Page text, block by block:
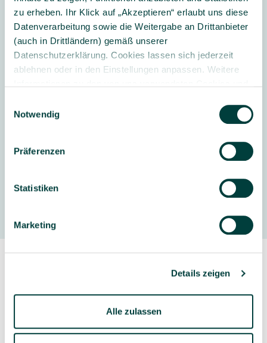
zu erheben. Ihr Klick auf „Akzeptieren“ erlaubt uns diese
Datenverarbeitung sowie die Weitergabe an Drittanbieter
(auch in Drittländern) gemäß unserer
Datenschutzerklärung. Cookies lassen sich jederzeit
ablehnen oder in den Einstellungen anpassen. Weitere
schutz­erklärung
Notwendig
Präferenzen
Statistiken
Marketing
Details zeigen
Alle zulassen
Lieferumfang:1 Kunststoffbox mit Inhalt
Altersempfehlung Kindergarten:
Hersteller
Produktsortiment
individuelle Beratung